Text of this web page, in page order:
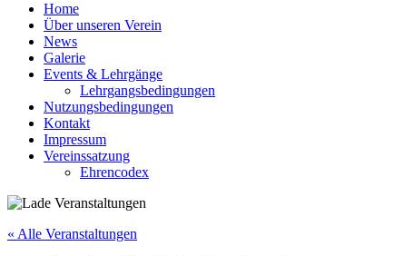
page
opens
new
window
Home
Über unseren Verein
News
Galerie
Events & Lehrgänge
Lehrgangsbedingungen
Nutzungsbedingungen
Kontakt
Impressum
Vereinssatzung
Ehrencodex
« Alle Veranstaltungen